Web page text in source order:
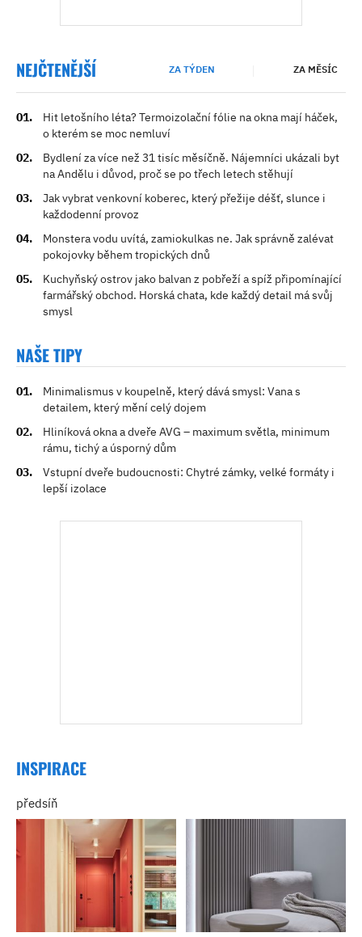
NEJČTENĚJŠÍ ZA TÝDEN ZA MĚSÍC
Hit letošního léta? Termoizolační fólie na okna mají háček,
o kterém se moc nemluví
Bydlení za více než 31 tisíc měsíčně. Nájemníci ukázali byt
na Andělu i důvod, proč se po třech letech stěhují
Jak vybrat venkovní koberec, který přežije déšť, slunce i
každodenní provoz
Monstera vodu uvítá, zamiokulkas ne. Jak správně zalévat
pokojovky během tropických dnů
Kuchyňský ostrov jako balvan z pobřeží a spíž připomínající
farmářský obchod. Horská chata, kde každý detail má svůj
smysl
NAŠE TIPY
Minimalismus v koupelně, který dává smysl: Vana s
detailem, který mění celý dojem
Hliníková okna a dveře AVG – maximum světla, minimum
rámu, tichý a úsporný dům
Vstupní dveře budoucnosti: Chytré zámky, velké formáty i
lepší izolace
INSPIRACE
předsíň